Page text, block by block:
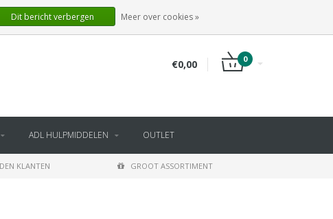
INLOGGEN
NL
€0,00 0
ADL HULPMIDDELEN OUTLET
KLANTEN GROOT ASSORTIMENT
Dit bericht verbergen Meer over cookies »